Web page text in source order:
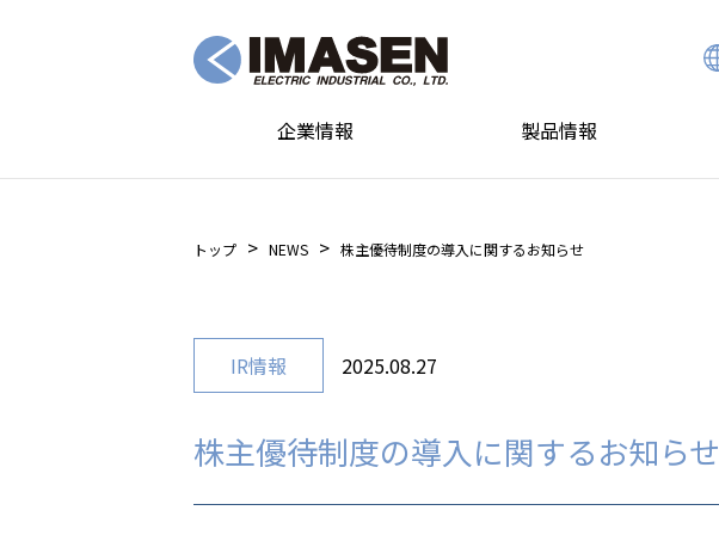
企業情報 製品情報
トップ NEWS 株主優待制度の導入に関するお知らせ
IR情報 2025.08.27
株主優待制度の導入に関するお知らせ